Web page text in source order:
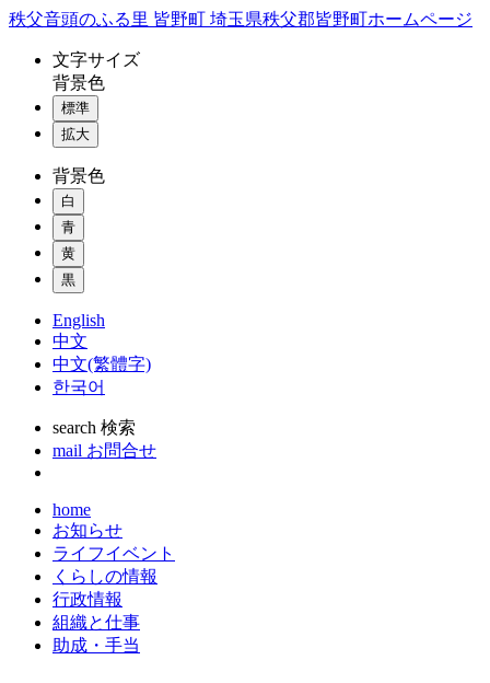
コ
秩父音頭のふる里 皆野町 埼玉県秩父郡皆野町ホームページ
文字サイズ
背景色
標準
拡大
背景色
白
青
黄
黒
English
中文
中文(繁體字)
한국어
search 検索
mail お問合せ
home
お知らせ
ライフイベント
くらしの情報
行政情報
組織と仕事
助成・手当